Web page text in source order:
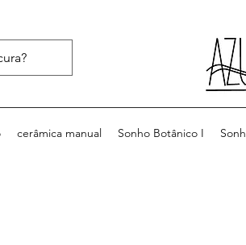
cerâmica manual Sonho Botânico I